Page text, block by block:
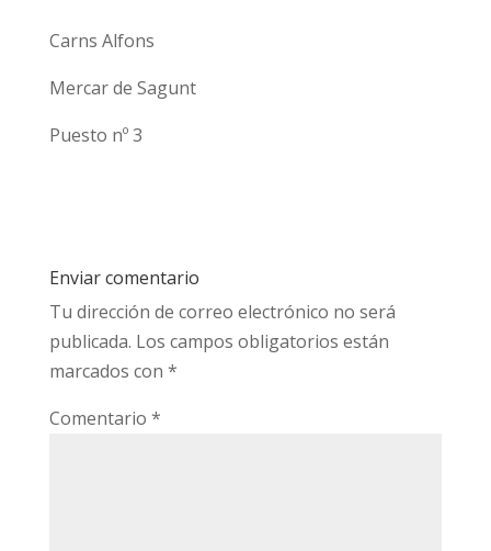
Carns Alfons
Mercar de Sagunt
Puesto nº 3
Enviar comentario
Tu dirección de correo electrónico no será
publicada. Los campos obligatorios están
marcados con *
Comentario *